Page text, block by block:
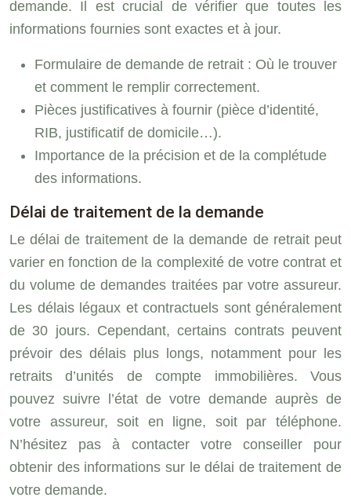
demande. Il est crucial de vérifier que toutes les
informations fournies sont exactes et à jour.
Formulaire de demande de retrait : Où le trouver
et comment le remplir correctement.
Pièces justificatives à fournir (pièce d’identité,
RIB, justificatif de domicile…).
Importance de la précision et de la complétude
des informations.
Délai de traitement de la demande
Le délai de traitement de la demande de retrait peut
varier en fonction de la complexité de votre contrat et
du volume de demandes traitées par votre assureur.
Les délais légaux et contractuels sont généralement
de 30 jours. Cependant, certains contrats peuvent
prévoir des délais plus longs, notamment pour les
retraits d’unités de compte immobilières. Vous
pouvez suivre l’état de votre demande auprès de
votre assureur, soit en ligne, soit par téléphone.
N’hésitez pas à contacter votre conseiller pour
obtenir des informations sur le délai de traitement de
votre demande.